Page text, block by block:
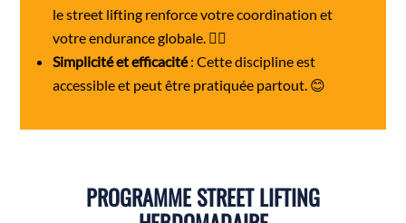
le street lifting renforce votre coordination et
votre endurance globale. 🤸‍♂️
Simplicité et efficacité: Cette discipline est
accessible et peut être pratiquée partout. 😊
PROGRAMME STREET LIFTING